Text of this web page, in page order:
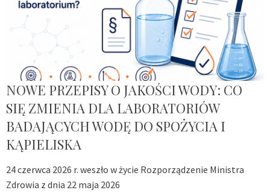
NOWE PRZEPISY O JAKOŚCI WODY: CO
SIĘ ZMIENIA DLA LABORATORIÓW
BADAJĄCYCH WODĘ DO SPOŻYCIA I
KĄPIELISKA
24 czerwca 2026 r. weszło w życie Rozporządzenie Ministra
Zdrowia z dnia 22 maja 2026